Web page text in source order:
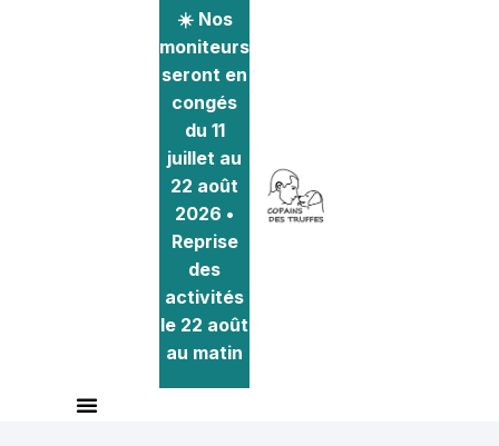
☀️ Nos
moniteurs
seront en
congés
du 11
juillet au
22 août
2026 •
Reprise
des
activités
le 22 août
au matin